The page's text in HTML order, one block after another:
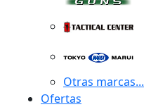
Otras marcas...
Ofertas